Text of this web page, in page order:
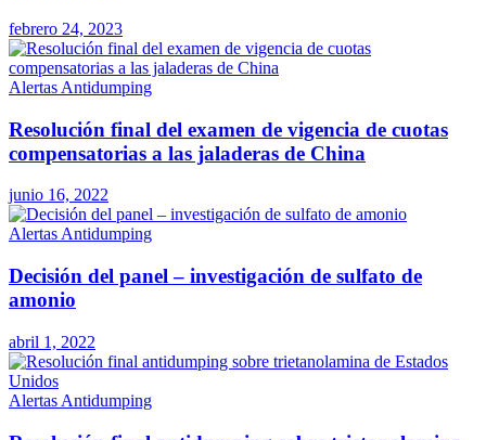
febrero 24, 2023
Alertas Antidumping
Resolución final del examen de vigencia de cuotas
compensatorias a las jaladeras de China​
junio 16, 2022
Alertas Antidumping
Decisión del panel – investigación de sulfato de
amonio
abril 1, 2022
Alertas Antidumping